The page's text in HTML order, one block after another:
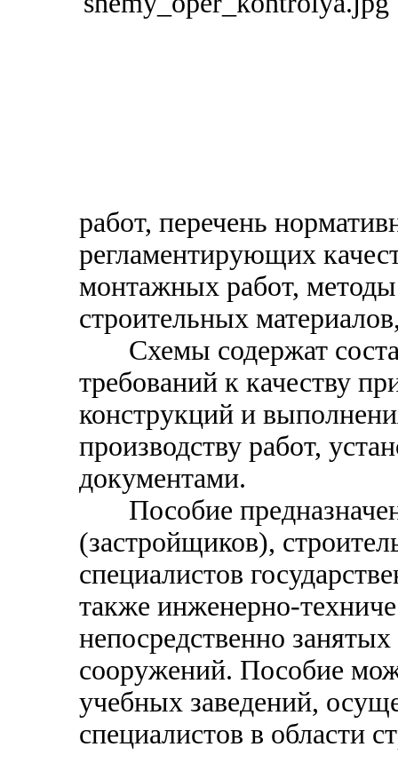
работ, перечень
регламентирующих
монтажных работ,
строительных
Схемы содержат
требований к качеству
конструкций и
производству работ,
документами.
Пособие
(застройщиков),
специалистов
также инженерно-
непосредственно
сооружений. Пособие
учебных заведений,
специалистов в области